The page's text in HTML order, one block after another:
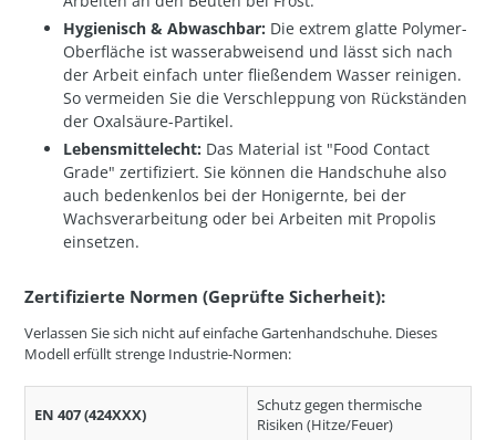
Hygienisch & Abwaschbar: Die extrem glatte Polymer-
Oberfläche ist wasserabweisend und lässt sich nach
der Arbeit einfach unter fließendem Wasser reinigen.
So vermeiden Sie die Verschleppung von Rückständen
der Oxalsäure-Partikel.
Lebensmittelecht: Das Material ist "Food Contact
Grade" zertifiziert. Sie können die Handschuhe also
auch bedenkenlos bei der Honigernte, bei der
Wachsverarbeitung oder bei Arbeiten mit Propolis
einsetzen.
Zertifizierte Normen (Geprüfte Sicherheit):
Verlassen Sie sich nicht auf einfache Gartenhandschuhe. Dieses
Modell erfüllt strenge Industrie-Normen:
EN 407 (424XXX)
Schutz gegen thermische
Risiken (Hitze/Feuer)